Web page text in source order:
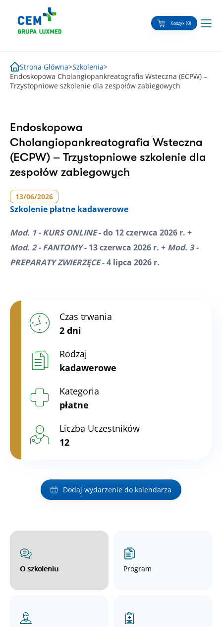
content
Koszyk (0)
Strona Główna>Szkolenia>
Endoskopowa Cholangiopankreatografia Wsteczna (ECPW) –
Trzystopniowe szkolenie dla zespołów zabiegowych
Endoskopowa
Cholangiopankreatografia Wsteczna
(ECPW) – Trzystopniowe szkolenie dla
zespołów zabiegowych
13/06/2026
Szkolenie płatne kadawerowe
Mod. 1 - KURS ONLINE- do 12 czerwca 2026 r. +
Mod. 2 - FANTOMY- 13 czerwca 2026 r. + Mod. 3 -
PREPARATY ZWIERZĘCE- 4 lipca 2026 r.
Czas trwania
2 dni
Rodzaj
kadawerowe
Kategoria
płatne
Liczba Uczestników
12
Dodaj wydarzenie do kalendarza
O szkoleniu Program